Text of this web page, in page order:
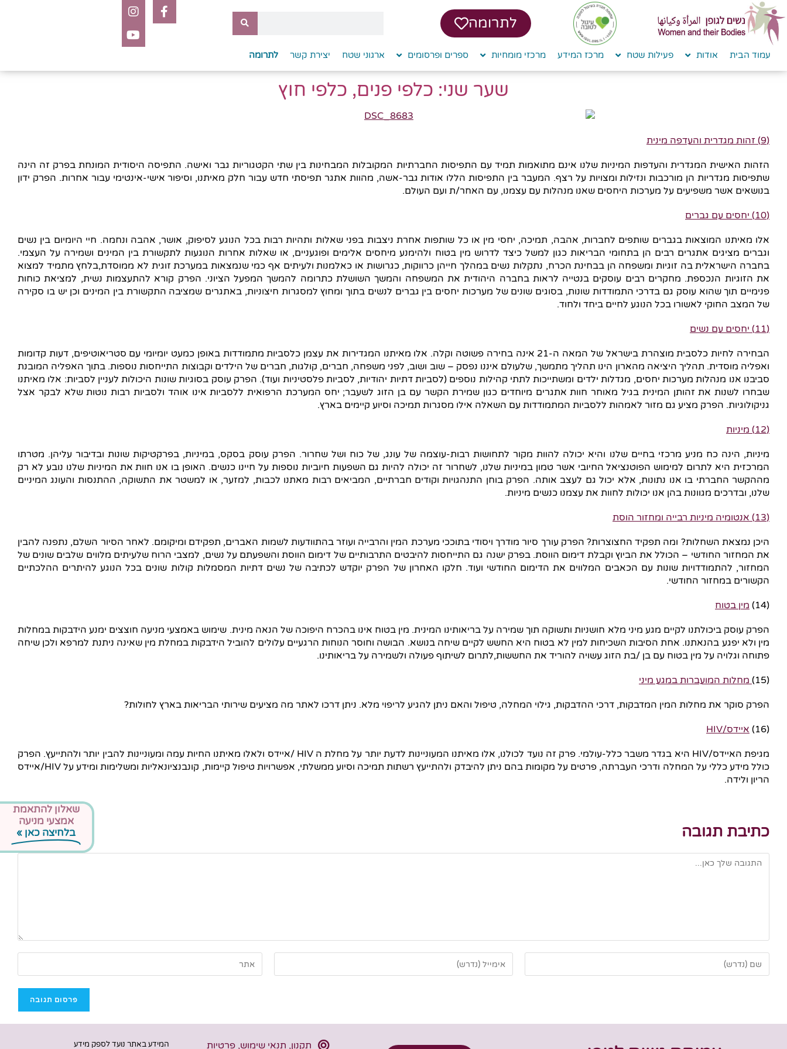
לתוכן
לתרומה
עמוד הבית אודות פעילות שטח מרכז המידע מרכזי מומחיות ספרים ופרסומים ארגוני שטח יצירת קשר לתרומה
שער שני: כלפי פנים, כלפי חוץ
(9) זהות מגדרית והעדפה מינית
הזהות האישית המגדרית והעדפות המיניות שלנו אינם מתואמות תמיד עם התפיסות החברתיות המקובלות המבחינות בין שתי הקטגוריות גבר ואישה. התפיסה היסודית המונחת בפרק זה הינה
שתפיסות מגדריות הן מורכבות ונזילות ומצויות על רצף. המעבר בין התפיסות הללו אודות גבר-אשה, מהוות אתגר תפיסתי חדש עבור חלק מאיתנו, וסיפור אישי-אינטימי עבור אחרות. הפרק ידון
בנושאים אשר משפיעים על מערכות היחסים שאנו מנהלות עם עצמנו, עם האחר/ת ועם העולם.
(10) יחסים עם גברים
אלו מאיתנו המוצאות בגברים שותפים לחברות, אהבה, תמיכה, יחסי מין או כל שותפות אחרת ניצבות בפני שאלות ותהיות רבות בכל הנוגע לסיפוק, אושר, אהבה ונחמה. חיי היומיום בין נשים
וגברים מציגים אתגרים רבים הן בתחומי הבריאות כגון למשל כיצד לדרוש מין בטוח ולהימנע מיחסים אלימים ופוגעניים, או שאלות אחרות הנוגעות לתקשורת בין המינים ושמירה על העצמי.
בחברה הישראלית בה זוגיות ומשפחה הן בבחינת הכרח, נתקלות נשים במהלך חייהן כרווקות, כגרושות או כאלמנות ולעיתים אף כמי שנמצאות במערכת זוגית לא ממוסדת,בלחץ מתמיד למצוא
את הזוגיות הנכספת. מחקרים רבים עוסקים בנטייה לראות בחברה היהודית את המשפחה והמשך השושלת כתרומה להמשך המפעל הציוני. הפרק קורא להתעצמות נשית, למציאת כוחות
פנימיים תוך שהוא עוסק גם בדרכי התמודדות שונות, בסוגים שונים של מערכות יחסים בין גברים לנשים בתוך ומחוץ למסגרות חיצוניות, באתגרים שמציבה התקשורת בין המינים וכן יש בו סקירה
של המצב החוקי לאשורו בכל הנוגע לחיים ביחד ולחוד.
(11) יחסים עם נשים
הבחירה לחיות כלסבית מוצהרת בישראל של המאה ה-21 אינה בחירה פשוטה וקלה. אלו מאיתנו המגדירות את עצמן כלסביות מתמודדות באופן כמעט יומיומי עם סטריאוטיפים, דעות קדומות
ואפליה מוסדית. תהליך היציאה מהארון הינו תהליך מתמשך, שלעולם איננו נפסק – שוב ושוב, לפני משפחה, חברים, קולגות, חברים של הילדים וקבוצות התייחסות נוספות. בתוך האפליה המובנת
סביבנו אנו מנהלות מערכות יחסים, מגדלות ילדים ומשתייכות לתתי קהילות נוספים (לסביות דתיות יהודיות, לסביות פלסטיניות ועוד). הפרק עוסק בסוגיות שונות היכולות לעניין לסביות: אלו מאיתנו
שבחרו לשנות את זהותן המינית בגיל מאוחר חוות אתגרים מיוחדים כגון שמירת הקשר עם בן הזוג לשעבר; יחס המערכת הרפואית ללסביות אינו אוהד ולסביות רבות נוטות שלא לבקר אצל
גניקולוגיות. הפרק מציע גם מזור לאמהות ללסביות המתמודדות עם השאלה אילו מסגרות תמיכה וסיוע קיימים בארץ.
(12) מיניות
מיניות, הינה כח מניע מרכזי בחיים שלנו והיא יכולה להוות מקור לתחושות רבות-עוצמה של עונג, של כוח ושל שחרור. הפרק עוסק בסקס, במיניות, בפרקטיקות שונות ובדיבור עליהן. מטרתו
המרכזית היא לתרום למימוש הפוטנציאל החיובי אשר טמון במיניות שלנו, לשחרור זה יכולה להיות גם השפעות חיוביות נוספות על חיינו כנשים. האופן בו אנו חוות את המיניות שלנו נובע לא רק
מההקשר החברתי בו אנו נתונות, אלא יכול גם לעצב אותה. הפרק בוחן התנהגויות וקודים חברתיים, המביאים רבות מאתנו לכבות, למזער, או למשטר את התשוקה, ההתנסות והעונג המיניים
שלנו, ובדרכים מגוונות בהן אנו יכולות לחוות את עצמנו כנשים מיניות.
(13) אנטומיה מיניות רבייה ומחזור הוסת
היכן נמצאת השחלות? ומה תפקיד החצוצרות? הפרק עורך סיור מודרך ויסודי בתוככי מערכת המין והרבייה ועוזר בהתוודעות לשמות האברים, תפקידם ומיקומם. לאחר הסיור השלם, נתפנה להבין
את המחזור החודשי – הכולל את הביוץ וקבלת דימום הווסת. בפרק ישנה גם התייחסות להיבטים התרבותיים של דימום הווסת והשפעתם על נשים, למצבי הרוח שלעיתים מלווים שלבים שונים של
המחזור, להתמודדויות שונות עם הכאבים המלווים את הדימום החודשי ועוד. חלקו האחרון של הפרק יוקדש לכתיבה של נשים דתיות המסמלות קולות שונים בכל הנוגע להיתרים ההלכתיים
הקשורים במחזור החודשי.
(14) מין בטוח
הפרק עוסק ביכולתנו לקיים מגע מיני מלא חושניות ותשוקה תוך שמירה על בריאותינו המינית. מין בטוח אינו בהכרח היפוכה של הנאה מינית. שימוש באמצעי מניעה חוצצים ימנע הידבקות במחלות
מין ולא יפגע בהנאתנו. אחת הסיבות השכיחות למין לא בטוח היא החשש לקיים שיחה בנושא. הבושה וחוסר הנוחות הרגעיים עלולים להוביל הידבקות במחלת מין שאינה ניתנת למרפא ולכן שיחה
פתוחה וגלויה על מין בטוח עם בן /בת הזוג עשויה להוריד את החששות,לתרום לשיתוף פעולה ולשמירה על בריאותינו.
(15) מחלות המועברות במגע מיני
הפרק סוקר את מחלות המין המדבקות, דרכי ההדבקות, גילוי המחלה, טיפול והאם ניתן להגיע לריפוי מלא. ניתן דרכו לאתר מה מציעים שירותי הבריאות בארץ לחולות?
(16) איידס/HIV
מגיפת האיידס/HIV היא בגדר משבר כלל-עולמי. פרק זה נועד לכולנו, אלו מאיתנו המעוניינות לדעת יותר על מחלת ה HIV /איידס ולאלו מאיתנו החיות עמה ומעוניינות להבין יותר ולהתייעץ. הפרק
כולל מידע כללי על המחלה ודרכי העברתה, פרטים על מקומות בהם ניתן להיבדק ולהתייעץ רשתות תמיכה וסיוע ממשלתי, אפשרויות טיפול קיימות, קונבנציונאליות ומשלימות ומידע על HIV/איידס
הריון ולידה.
כתיבת תגובה
תקנון, תנאי שימוש, פרטיות המידע באתר נועד לספק מידע
שאלון להתאמת
אמצעי מניעה
בלחיצה כאן »